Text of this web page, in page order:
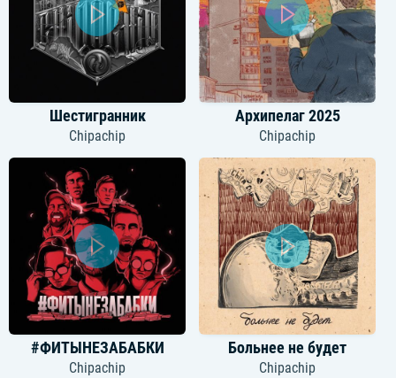
Шестигранник
Chipachip
Архипелаг 2025
Chipachip
#ФИТЫНЕЗАБАБКИ
Chipachip
Больнее не будет
Chipachip